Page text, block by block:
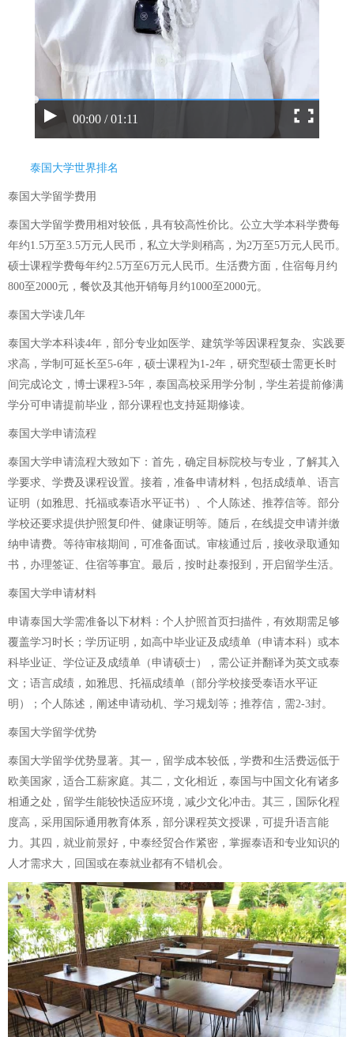
00:00 / 01:11
泰国大学世界排名
泰国大学留学费用
泰国大学留学费用相对较低，具有较高性价比。公立大学本科学费每
年约1.5万至3.5万元人民币，私立大学则稍高，为2万至5万元人民币。
硕士课程学费每年约2.5万至6万元人民币。生活费方面，住宿每月约
800至2000元，餐饮及其他开销每月约1000至2000元。
泰国大学读几年
泰国大学本科读4年，部分专业如医学、建筑学等因课程复杂、实践要
求高，学制可延长至5-6年，硕士课程为1-2年，研究型硕士需更长时
间完成论文，博士课程3-5年，泰国高校采用学分制，学生若提前修满
学分可申请提前毕业，部分课程也支持延期修读。
泰国大学申请流程
泰国大学申请流程大致如下：首先，确定目标院校与专业，了解其入
学要求、学费及课程设置。接着，准备申请材料，包括成绩单、语言
证明（如雅思、托福或泰语水平证书）、个人陈述、推荐信等。部分
学校还要求提供护照复印件、健康证明等。随后，在线提交申请并缴
纳申请费。等待审核期间，可准备面试。审核通过后，接收录取通知
书，办理签证、住宿等事宜。最后，按时赴泰报到，开启留学生活。
泰国大学申请材料
申请泰国大学需准备以下材料：个人护照首页扫描件，有效期需足够
覆盖学习时长；学历证明，如高中毕业证及成绩单（申请本科）或本
科毕业证、学位证及成绩单（申请硕士），需公证并翻译为英文或泰
文；语言成绩，如雅思、托福成绩单（部分学校接受泰语水平证
明）；个人陈述，阐述申请动机、学习规划等；推荐信，需2-3封。
泰国大学留学优势
泰国大学留学优势显著。其一，留学成本较低，学费和生活费远低于
欧美国家，适合工薪家庭。其二，文化相近，泰国与中国文化有诸多
相通之处，留学生能较快适应环境，减少文化冲击。其三，国际化程
度高，采用国际通用教育体系，部分课程英文授课，可提升语言能
力。其四，就业前景好，中泰经贸合作紧密，掌握泰语和专业知识的
人才需求大，回国或在泰就业都有不错机会。